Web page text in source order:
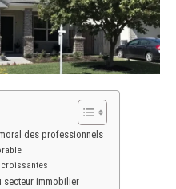
des professionnels
secteur immobilier